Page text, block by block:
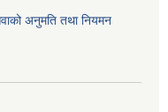
अनुमति तथा नियमन